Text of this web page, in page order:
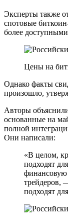
Эксперты также
спотовые
более
Цены на
Однако факты
произошло,
Авторы
основанные на
полной
Они написали:
«В целом,
подходят
финансовую
трейдеров,
подходят